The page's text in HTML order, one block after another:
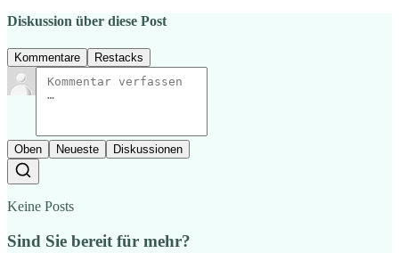
Diskussion über diese Post
Kommentare Restacks
Oben Neueste Diskussionen
Keine Posts
Sind Sie bereit für mehr?